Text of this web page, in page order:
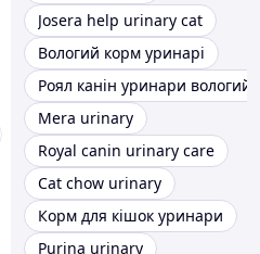
Josera help urinary cat
Вологий корм уринарі
Роял канін уринари вологий
Mera urinary
Royal canin urinary care
Cat chow urinary
Корм для кішок уринари
Purina urinary